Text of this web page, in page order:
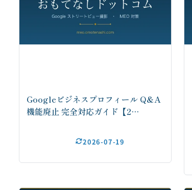
Googleビジネスプロフィール Q&A
機能廃止 完全対応ガイド【2…
2026-07-19